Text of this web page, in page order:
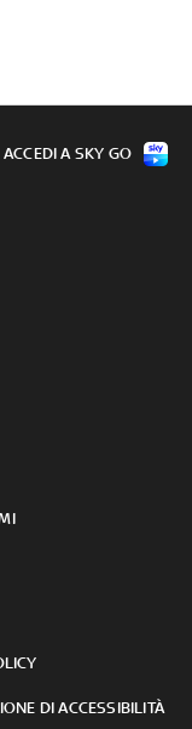
DI ACCESSIBILITÀ
ACCEDI A SKY GO